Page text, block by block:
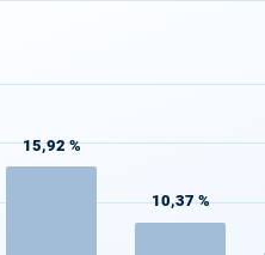
15,92 %
10,37 %